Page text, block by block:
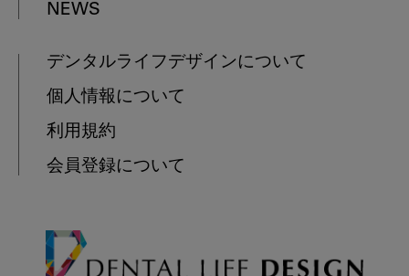
NEWS
デンタルライフデザインについて
個人情報について
利用規約
会員登録について